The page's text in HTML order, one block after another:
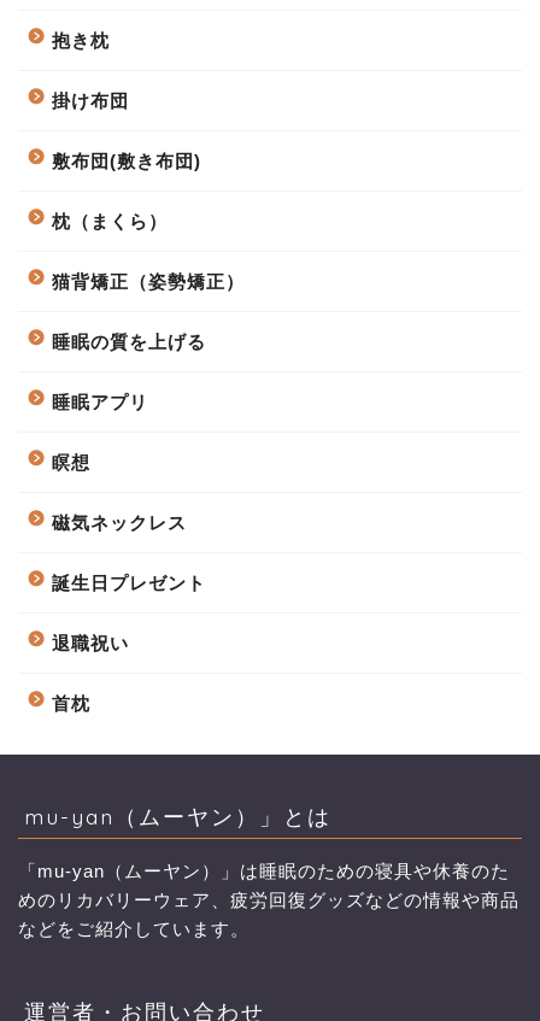
抱き枕
掛け布団
敷布団(敷き布団)
枕（まくら）
猫背矯正（姿勢矯正）
睡眠の質を上げる
睡眠アプリ
瞑想
磁気ネックレス
誕生日プレゼント
退職祝い
首枕
mu-yan（ムーヤン）」とは
「mu-yan（ムーヤン）」は睡眠のための寝具や休養のた
めのリカバリーウェア、疲労回復グッズなどの情報や商品
などをご紹介しています。
運営者・お問い合わせ